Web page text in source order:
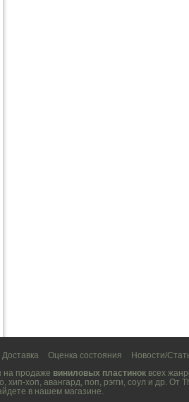
Оценка состояния Новости/
на продаже виниловых пластинок всех
, хип-хоп, авангард, поп, рэгги, соул и др. От
в нашем магазине.